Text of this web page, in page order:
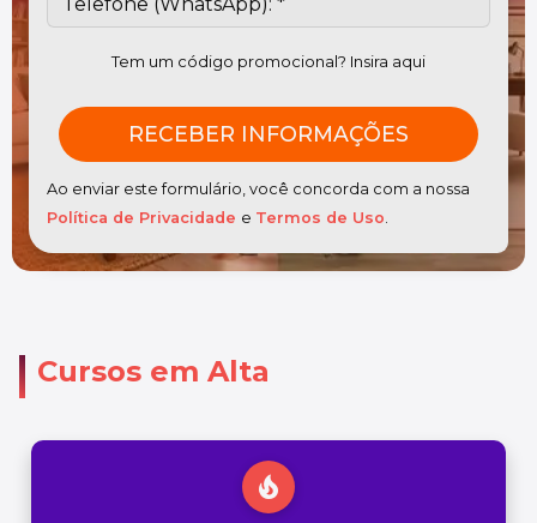
Tem um código promocional? Insira aqui
Ao enviar este formulário, você concorda com a nossa
Política de Privacidade e Termos de Uso.
Cursos em Alta
local_fire_department